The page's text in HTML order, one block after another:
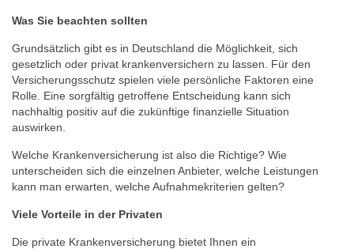
Was Sie beachten sollten
Grundsätzlich gibt es in Deutschland die Möglichkeit, sich
gesetzlich oder privat krankenversichern zu lassen. Für den
Versicherungsschutz spielen viele persönliche Faktoren eine
Rolle. Eine sorgfältig getroffene Entscheidung kann sich
nachhaltig positiv auf die zukünftige finanzielle Situation
auswirken.
Welche Krankenversicherung ist also die Richtige? Wie
unterscheiden sich die einzelnen Anbieter, welche Leistungen
kann man erwarten, welche Aufnahmekriterien gelten?
Viele Vorteile in der Privaten
Die private Krankenversicherung bietet Ihnen ein